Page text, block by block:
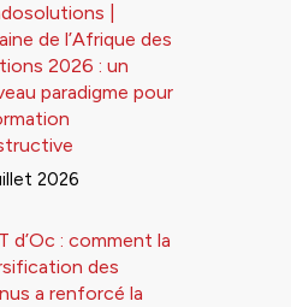
|
de l’Afrique des
2026 : un
paradigme pour
2026
d’Oc : comment la
des
a renforcé la